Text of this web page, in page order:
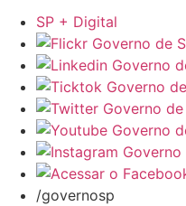
SP + Digital
/governosp